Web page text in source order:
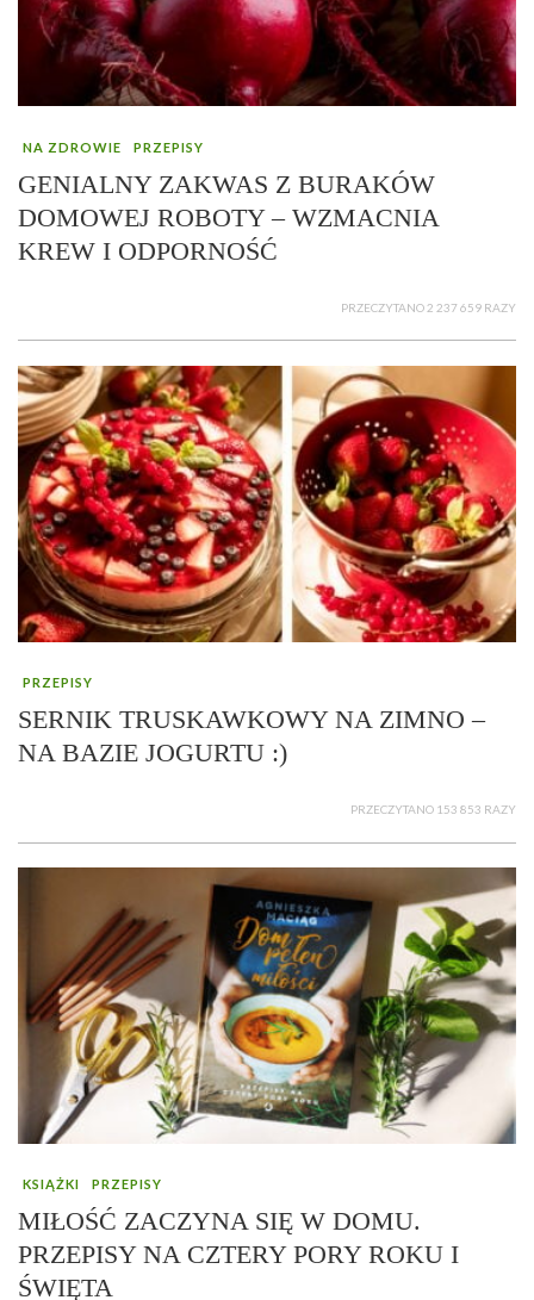
NA ZDROWIE PRZEPISY
GENIALNY ZAKWAS Z BURAKÓW
DOMOWEJ ROBOTY – WZMACNIA
KREW I ODPORNOŚĆ
PRZECZYTANO 2 237 659 RAZY
PRZEPISY
SERNIK TRUSKAWKOWY NA ZIMNO –
NA BAZIE JOGURTU :)
PRZECZYTANO 153 853 RAZY
KSIĄŻKI PRZEPISY
MIŁOŚĆ ZACZYNA SIĘ W DOMU.
PRZEPISY NA CZTERY PORY ROKU I
ŚWIĘTA